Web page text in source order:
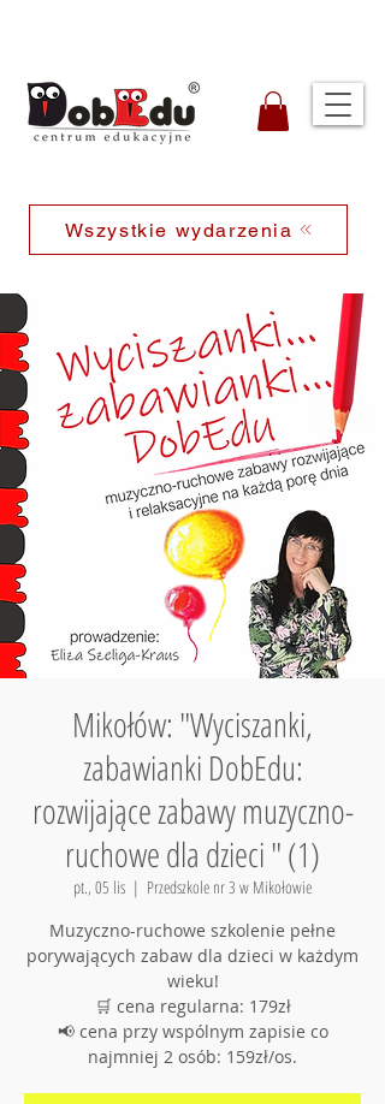
Wszystkie wydarzenia
Mikołów: "Wyciszanki,
zabawianki DobEdu:
rozwijające zabawy muzyczno-
ruchowe dla dzieci " (1)
pt., 05 lis
  |
Przedszkole nr 3 w Mikołowie
Muzyczno-ruchowe szkolenie pełne
porywających zabaw dla dzieci w każdym
wieku!
🛒 cena regularna: 179zł
📢 cena przy wspólnym zapisie co
najmniej 2 osób: 159zł/os.